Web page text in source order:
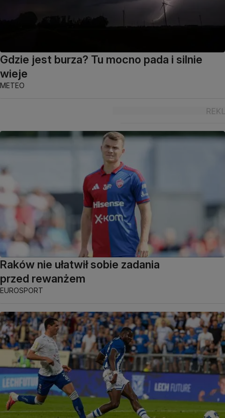
Gdzie jest burza? Tu mocno pada i silnie
wieje
METEO
Raków nie ułatwił sobie zadania
przed rewanżem
EUROSPORT